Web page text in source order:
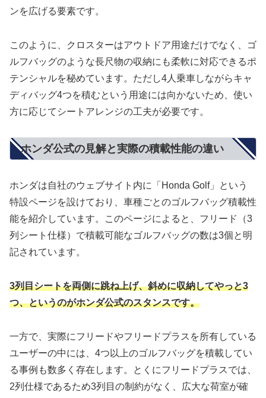
ンを広げる要素です。
このように、クロスターはアウトドア用途だけでなく、ゴ
ルフバッグのような長尺物の収納にも柔軟に対応できるポ
テンシャルを秘めています。ただし4人乗車しながらキャ
ディバッグ4つを積むという用途には向かないため、使い
方に応じてシートアレンジの工夫が必要です。
ホンダ公式の見解と実際の積載性能の違い
ホンダは自社のウェブサイト内に「Honda Golf」という
特設ページを設けており、車種ごとのゴルフバッグ積載性
能を紹介しています。このページによると、フリード（3
列シート仕様）で積載可能なゴルフバッグの数は3個と明
記されています。
3列目シートを両側に跳ね上げ、斜めに収納してやっと3
つ、というのがホンダ公式のスタンスです。
一方で、実際にフリードやフリードプラスを所有している
ユーザーの中には、4つ以上のゴルフバッグを積載してい
る事例も数多く存在します。とくにフリードプラスでは、
2列仕様であるため3列目の制約がなく、広大な荷室が確